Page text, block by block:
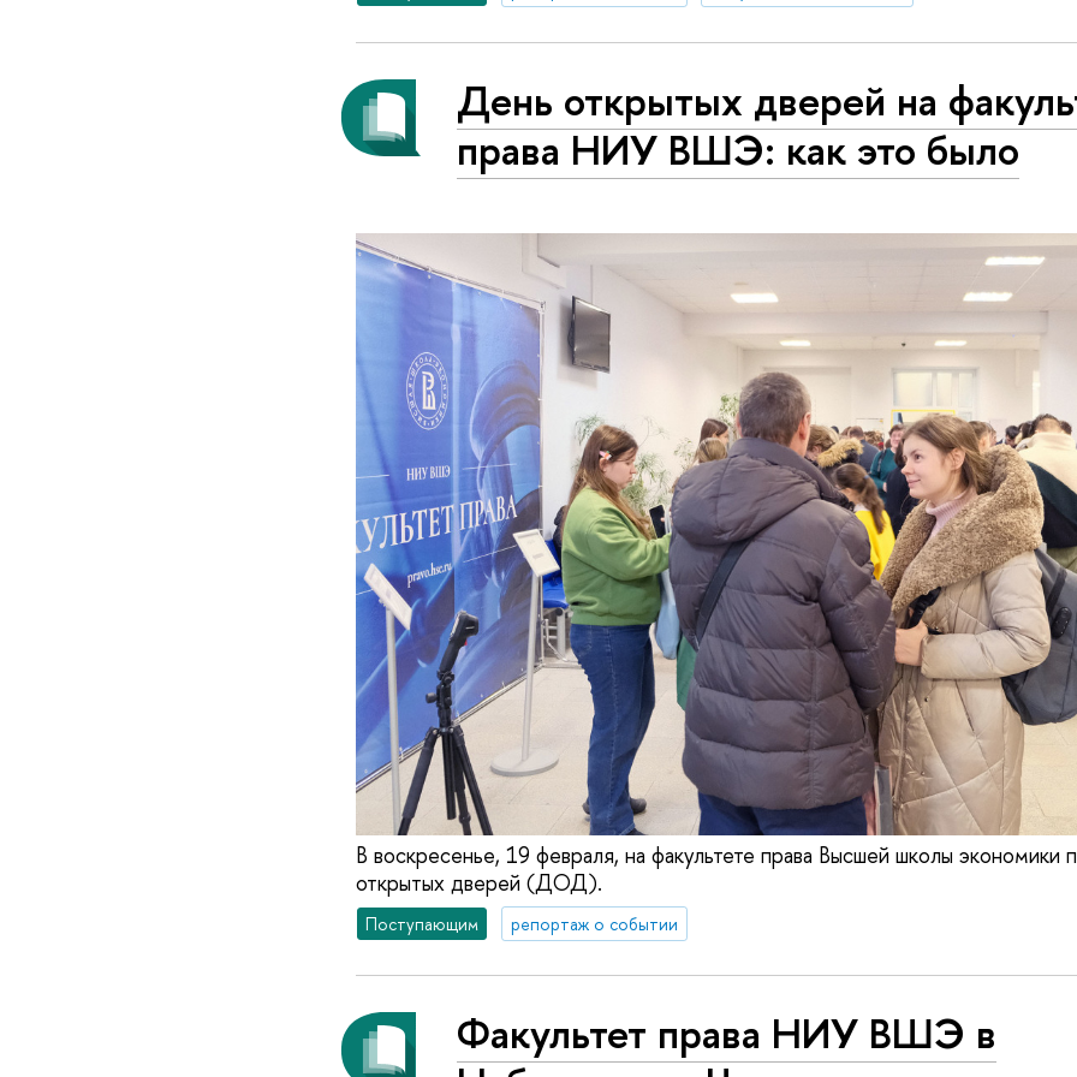
День открытых дверей на
права НИУ ВШЭ: как это было
В воскресенье, 19 февраля, на факультете права Высшей школы экономики
открытых дверей (ДОД).
Поступающим репортаж о событии
Факультет права НИУ ВШЭ в